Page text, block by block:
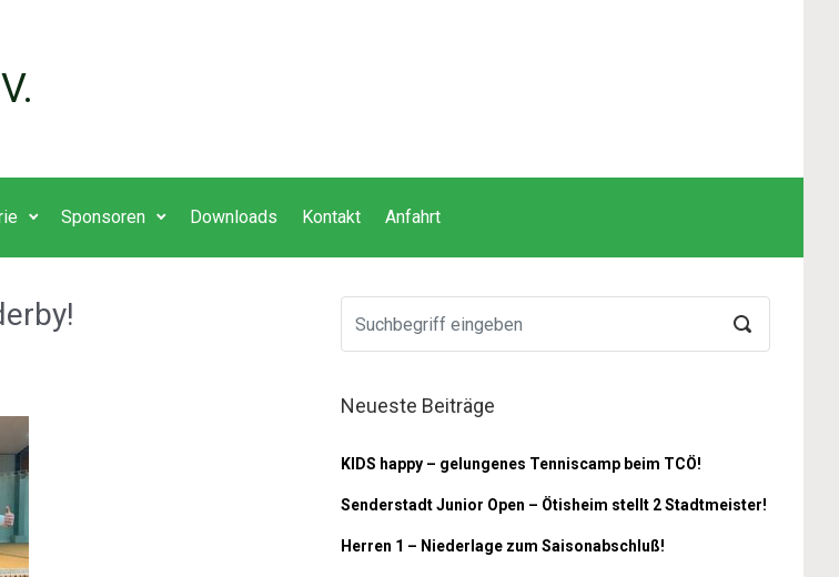
Sponsoren Downloads Kontakt Anfahrt
Neueste Beiträge
KIDS happy – gelungenes Tenniscamp beim TCÖ!
Senderstadt Junior Open – Ötisheim stellt 2 Stadtmeister!
Herren 1 – Niederlage zum Saisonabschluß!